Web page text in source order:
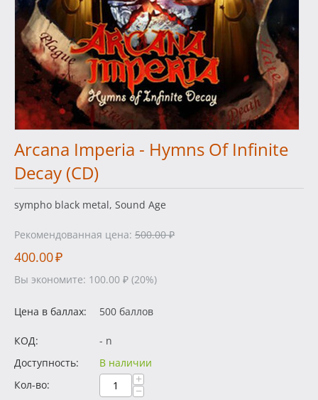
Arcana Imperia - Hymns Of Infinite
Decay (CD)
sympho black metal, Sound Age
Рекомендованная цена: 500.00 ₽
400.00₽
Вы экономите: 100.00 ₽ (20%)
Цена в баллах: 500 баллов
КОД:
- n
Доступность:
В наличии
Кол-во:
+
−